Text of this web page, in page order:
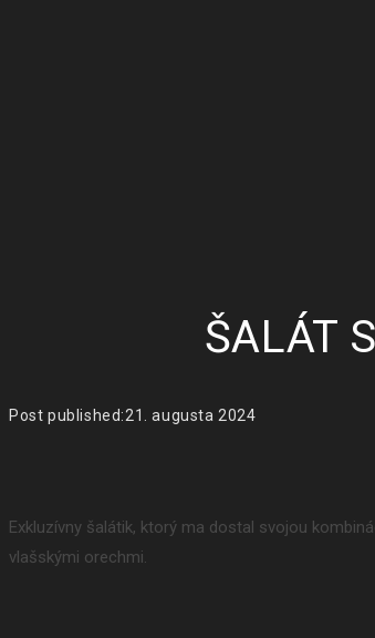
ŠALÁT
Post published:21. augusta 2024
Exkluzívny šalátik, ktorý ma dostal svojou
vlašskými orechmi.